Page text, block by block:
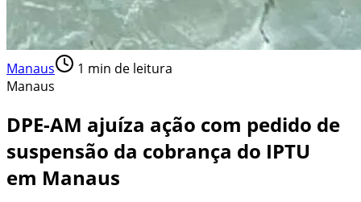
Manaus 1 min de leitura
Manaus
DPE-AM ajuíza ação com pedido de
suspensão da cobrança do IPTU
em Manaus